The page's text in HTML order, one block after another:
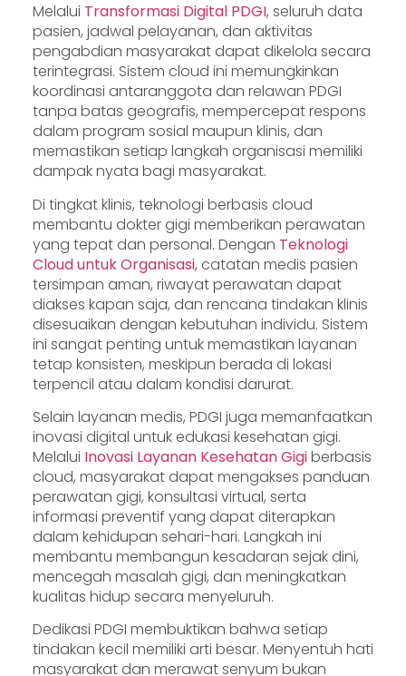
Melalui Transformasi Digital PDGI, seluruh data
pasien, jadwal pelayanan, dan aktivitas
pengabdian masyarakat dapat dikelola secara
terintegrasi. Sistem cloud ini memungkinkan
koordinasi antaranggota dan relawan PDGI
tanpa batas geografis, mempercepat respons
dalam program sosial maupun klinis, dan
memastikan setiap langkah organisasi memiliki
dampak nyata bagi masyarakat.
Di tingkat klinis, teknologi berbasis cloud
membantu dokter gigi memberikan perawatan
yang tepat dan personal. Dengan Teknologi
Cloud untuk Organisasi, catatan medis pasien
tersimpan aman, riwayat perawatan dapat
diakses kapan saja, dan rencana tindakan klinis
disesuaikan dengan kebutuhan individu. Sistem
ini sangat penting untuk memastikan layanan
tetap konsisten, meskipun berada di lokasi
terpencil atau dalam kondisi darurat.
Selain layanan medis, PDGI juga memanfaatkan
inovasi digital untuk edukasi kesehatan gigi.
Melalui Inovasi Layanan Kesehatan Gigiberbasis
cloud, masyarakat dapat mengakses panduan
perawatan gigi, konsultasi virtual, serta
informasi preventif yang dapat diterapkan
dalam kehidupan sehari-hari. Langkah ini
membantu membangun kesadaran sejak dini,
mencegah masalah gigi, dan meningkatkan
kualitas hidup secara menyeluruh.
Dedikasi PDGI membuktikan bahwa setiap
tindakan kecil memiliki arti besar. Menyentuh hati
masyarakat dan merawat senyum bukan